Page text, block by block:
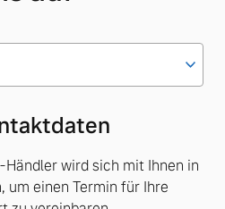
wird sich mit Ihnen in
um einen Termin für Ihre